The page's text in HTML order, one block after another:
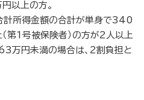
以上の方。
計所得金額の合計が単身で340
第1号被保険者）の方が2人以上
万円未満の場合は、2割負担と